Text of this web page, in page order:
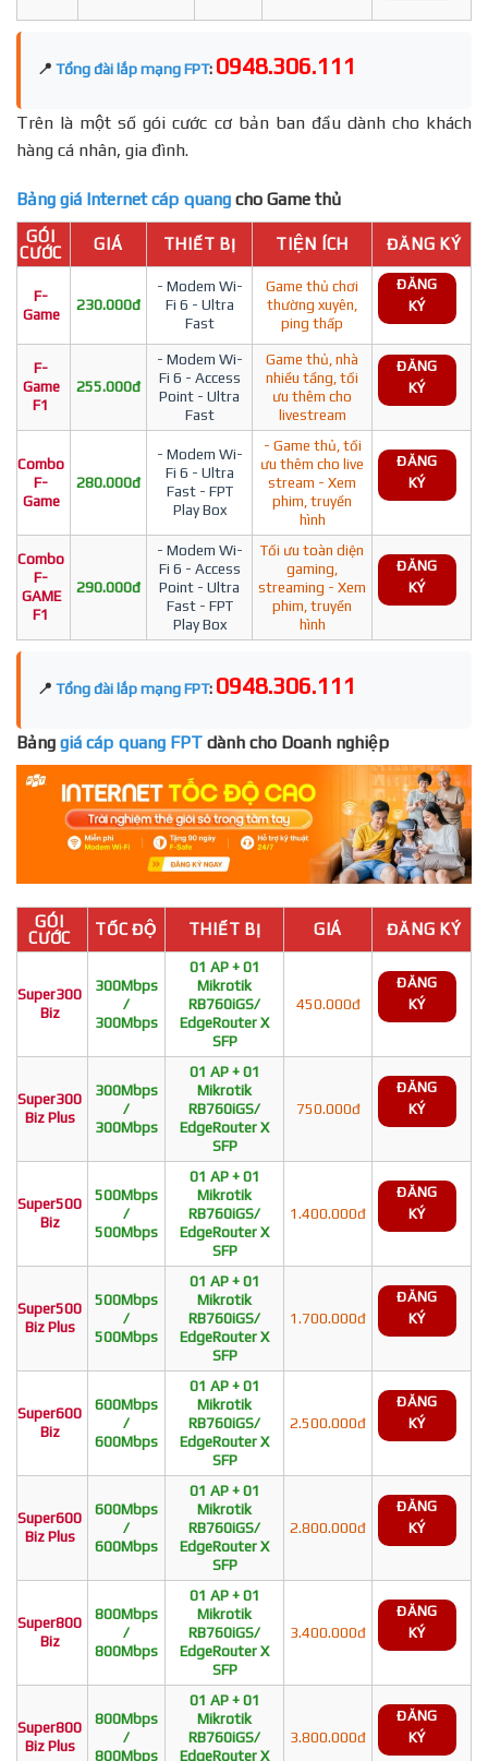
📍 Tổng đài lắp mạng FPT: 0948.306.111
Trên là một số gói cước cơ bản ban đầu dành cho khách
hàng cá nhân, gia đình.
Bảng giá Internet cáp quang cho Game thủ
GÓI
CƯỚC
GIÁ THIẾT BỊ TIỆN ÍCH ĐĂNG KÝ
F-
Game
230.000đ
- Modem Wi-
Fi 6 - Ultra
Fast
Game thủ chơi
thường xuyên,
ping thấp
ĐĂNG
KÝ
F-
Game
F1
255.000đ
- Modem Wi-
Fi 6 - Access
Point - Ultra
Fast
Game thủ, nhà
nhiều tầng, tối
ưu thêm cho
livestream
ĐĂNG
KÝ
Combo
F-
Game
280.000đ
- Modem Wi-
Fi 6 - Ultra
Fast - FPT
Play Box
- Game thủ, tối
ưu thêm cho live
stream - Xem
phim, truyền
hình
ĐĂNG
KÝ
Combo
F-
GAME
F1
290.000đ
- Modem Wi-
Fi 6 - Access
Point - Ultra
Fast - FPT
Play Box
Tối ưu toàn diện
gaming,
streaming - Xem
phim, truyền
hình
ĐĂNG
KÝ
📍 Tổng đài lắp mạng FPT: 0948.306.111
Bảng giá cáp quang FPT dành cho Doanh nghiệp
GÓI
CƯỚC
TỐC ĐỘ THIẾT BỊ GIÁ ĐĂNG KÝ
Super300
Biz
300Mbps
/
300Mbps
01 AP + 01
Mikrotik
RB760iGS/
EdgeRouter X
SFP
450.000đ
ĐĂNG
KÝ
Super300
Biz Plus
300Mbps
/
300Mbps
01 AP + 01
Mikrotik
RB760iGS/
EdgeRouter X
SFP
750.000đ
ĐĂNG
KÝ
Super500
Biz
500Mbps
/
500Mbps
01 AP + 01
Mikrotik
RB760iGS/
EdgeRouter X
SFP
1.400.000đ
ĐĂNG
KÝ
Super500
Biz Plus
500Mbps
/
500Mbps
01 AP + 01
Mikrotik
RB760iGS/
EdgeRouter X
SFP
1.700.000đ
ĐĂNG
KÝ
Super600
Biz
600Mbps
/
600Mbps
01 AP + 01
Mikrotik
RB760iGS/
EdgeRouter X
SFP
2.500.000đ
ĐĂNG
KÝ
Super600
Biz Plus
600Mbps
/
600Mbps
01 AP + 01
Mikrotik
RB760iGS/
EdgeRouter X
SFP
2.800.000đ
ĐĂNG
KÝ
Super800
Biz
800Mbps
/
800Mbps
01 AP + 01
Mikrotik
RB760iGS/
EdgeRouter X
SFP
3.400.000đ
ĐĂNG
KÝ
Super800
Biz Plus
800Mbps
/
800Mbps
01 AP + 01
Mikrotik
RB760iGS/
EdgeRouter X
3.800.000đ
ĐĂNG
KÝ